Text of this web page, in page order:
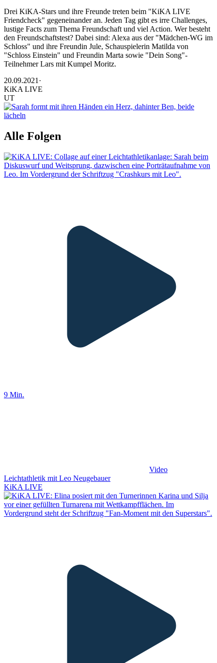
Drei KiKA-Stars und ihre Freunde treten beim "KiKA LIVE
Friendcheck" gegeneinander an. Jeden Tag gibt es irre Challenges,
lustige Facts zum Thema Freundschaft und viel Action. Wer besteht
den Freundschaftstest? Dabei sind: Alexa aus der "Mädchen-WG im
Schloss" und ihre Freundin Jule, Schauspielerin Matilda von
"Schloss Einstein" und Freundin Marta sowie "Dein Song"-
Teilnehmer Lars mit Kumpel Moritz.
20.09.2021 ·
KiKA LIVE
UT
Alle Folgen
9 Min.
Video
Leichtathletik mit Leo Neugebauer
KiKA LIVE